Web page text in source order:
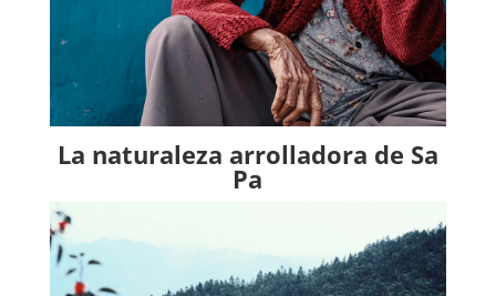
La naturaleza arrolladora de Sa
Pa